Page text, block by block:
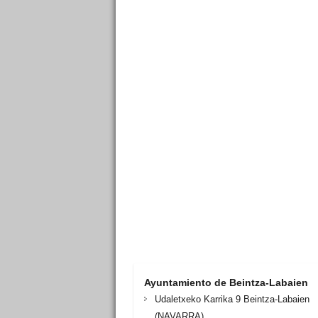
Ayuntamiento de Beintza-Labaien
Udaletxeko Karrika 9 Beintza-Labaien